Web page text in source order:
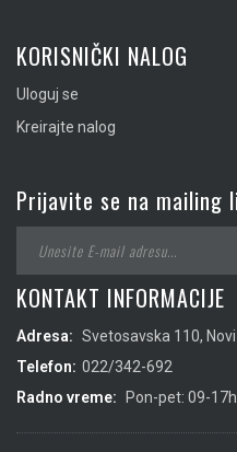
KORISNIČKI NALOG
Uloguj se
Kreirajte nalog
Prijavite se na mailing
KONTAKT INFORMACIJE
Adresa: Svetosavska 110,
Telefon: 022/342-692
Radno vreme:
Pon-pet: 09-